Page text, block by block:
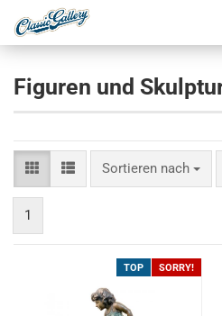
Figuren und
Sortieren nach
Sortieren nach
1
TOP SORRY!